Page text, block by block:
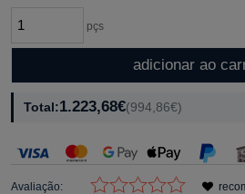
pçs
adicionar ao
Total:1.223,68€(994,86€)
Avaliação: